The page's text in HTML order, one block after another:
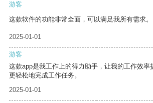
游客
这款软件的功能非常全面，可以满足我所有需求。
2025-01-01
游客
这款app是我工作上的得力助手，让我的工作效率
更轻松地完成工作任务。
2025-01-01